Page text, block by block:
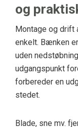
og
Montage og drift
enkelt. Bænken
uden
udgangspunkt
forbereder en
stedet.
Blade, sne mv.